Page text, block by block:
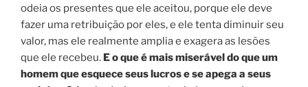
odeia os presentes que ele aceitou, porque ele deve
fazer uma retribuição por eles, e ele tenta diminuir seu
valor, mas ele realmente amplia e exagera as lesões
que ele recebeu. E o que é mais miserável do que um
homem que esquece seus lucros e se apega a seus